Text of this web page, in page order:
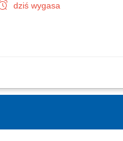
dziś wygasa
IT w całej organizacji. Lubimy